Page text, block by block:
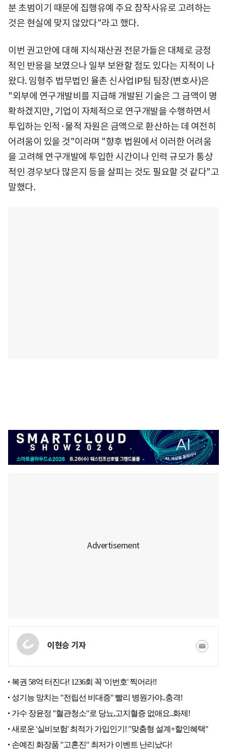
분 초범이기 때문에 집행유예 주요 참작사유로 고려하는
것은 현실에 맞지 않았다"라고 했다.
이번 권고안에 대해 지식재산권 전문가들은 대체로 긍정
적인 반응을 보였으나 일부 보완할 점도 있다는 지적이 나
왔다. 임형주 법무법인 율촌 신사업IP팀 팀장(변호사)은
"외부에 연구개발비를 지급해 개발된 기술은 그 금액이 명
확하겠지만, 기업이 자체적으로 연구개발을 수행하면서
투입하는 인적·물적 자원은 금액으로 환산하는 데 여전히
어려움이 있을 것"이라며 "향후 법원에서 이러한 어려움
을 고려해 연구개발에 투입한 시간이나 인력 규모가 통상
적인 경우보다 많은지 등을 살피는 것도 필요할 것 같다"고
말했다.
이현승 기자